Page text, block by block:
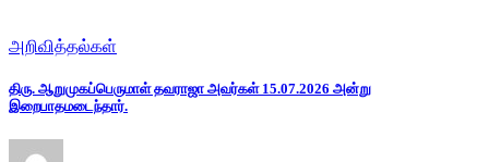
அறிவித்தல்கள்
திரு. ஆறுமுகப்பெருமாள் தவராஜா அவர்கள் 15.07.2026 அன்று
இறைபாதமடைந்தார்.